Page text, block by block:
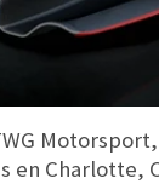
en Charlotte,